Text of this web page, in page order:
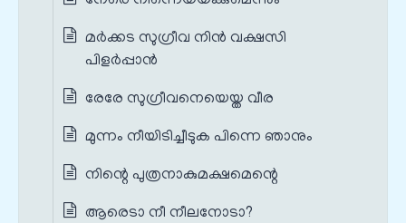
മര്‍ക്കട സുഗ്രീവ നിൻ വക്ഷസി
പിളര്‍പ്പാൻ
രേരേ സുഗ്രീവനെയെയ്ത വീര
മുന്നം നീയിടിച്ചീടുക പിന്നെ ഞാനും
നിന്റെ പുത്രനാകുമക്ഷമെന്റെ
ആരെടാ നീ നീലനോടാ?